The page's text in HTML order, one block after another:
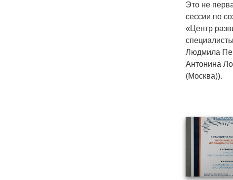
Это не
сессии по
«Центр
Людмила
Антонина
(Москва)).